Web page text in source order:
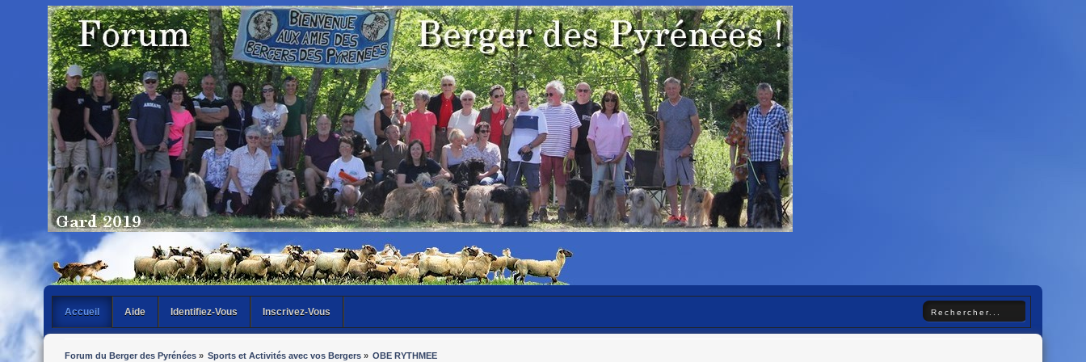
Accueil Aide Identifiez-Vous Inscrivez-Vous
Forum du Berger des Pyrénées» Sports et Activités avec vos Bergers » OBE RYTHMEE